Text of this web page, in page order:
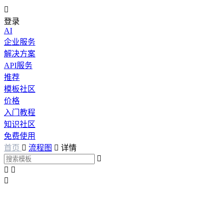

登录
AI
企业服务
解决方案
API服务
推荐
模板社区
价格
入门教程
知识社区
免费使用
首页  流程图  详情

 
